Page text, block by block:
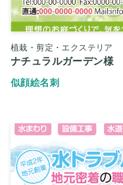
植栽・剪定・エクステリア
ナチュラルガーデン様
似顔絵名刺